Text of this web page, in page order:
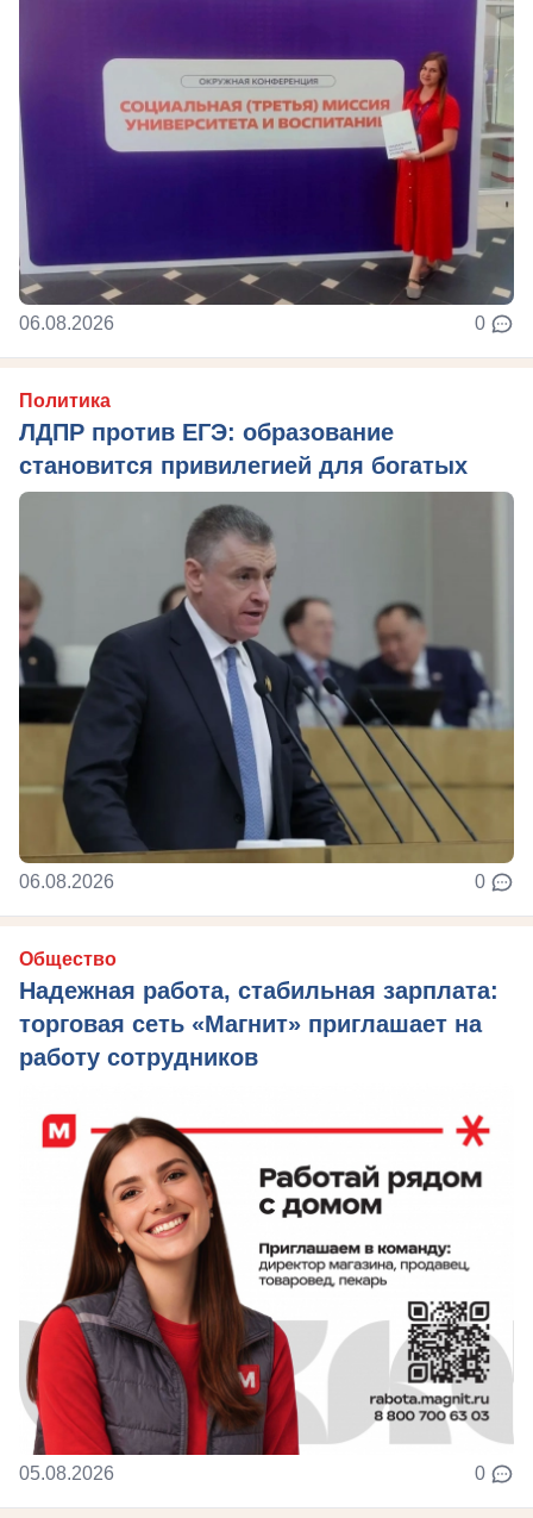
06.08.2026 0
Политика
ЛДПР против ЕГЭ: образование
становится привилегией для богатых
06.08.2026 0
Общество
Надежная работа, стабильная зарплата:
торговая сеть «Магнит» приглашает на
работу сотрудников
05.08.2026 0